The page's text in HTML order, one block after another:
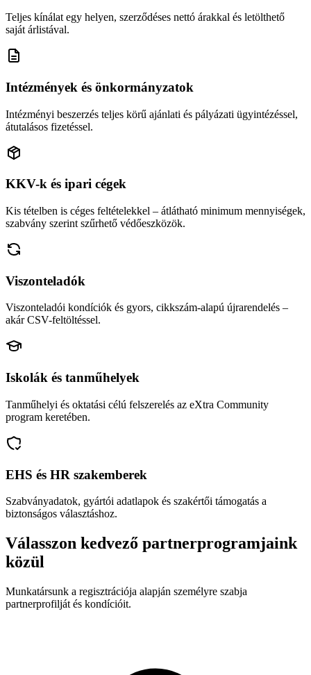
Teljes kínálat egy helyen, szerződéses nettó árakkal és letölthető
saját árlistával.
Intézmények és önkormányzatok
Intézményi beszerzés teljes körű ajánlati és pályázati ügyintézéssel,
átutalásos fizetéssel.
KKV-k és ipari cégek
Kis tételben is céges feltételekkel – átlátható minimum mennyiségek,
szabvány szerint szűrhető védőeszközök.
Viszonteladók
Viszonteladói kondíciók és gyors, cikkszám-alapú újrarendelés –
akár CSV-feltöltéssel.
Iskolák és tanműhelyek
Tanműhelyi és oktatási célú felszerelés az eXtra Community
program keretében.
EHS és HR szakemberek
Szabványadatok, gyártói adatlapok és szakértői támogatás a
biztonságos választáshoz.
Válasszon kedvező partnerprogramjaink
közül
Munkatársunk a regisztrációja alapján személyre szabja
partnerprofilját és kondícióit.